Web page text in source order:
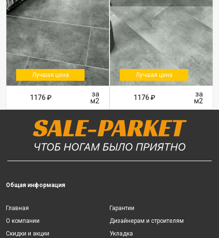
Лучшая цена
1176 ₽
за
м2
Лучшая цена
1176 ₽
за
м2
Общая информация
Главная
О компании
Скидки и акции
Гарантии
Дизайнерам и строителям
Укладка